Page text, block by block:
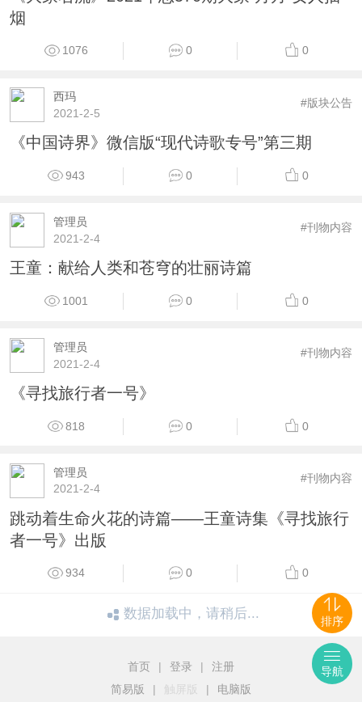
烟
1076 0 0
西玛
2021-2-5
#版块公告
《中国诗界》微信版“现代诗歌专号”第三期
943 0 0
管理员
2021-2-4
#刊物内容
王童：献给人类和苍穹的壮丽诗篇
1001 0 0
管理员
2021-2-4
#刊物内容
《寻找旅行者一号》
818 0 0
管理员
2021-2-4
#刊物内容
跳动着生命火花的诗篇——王童诗集《寻找旅行
者一号》出版
934 0 0
数据加载中，请稍后...
首页 | 登录 |
注册
简易版
| 触屏版 | 电脑版
排序
导航